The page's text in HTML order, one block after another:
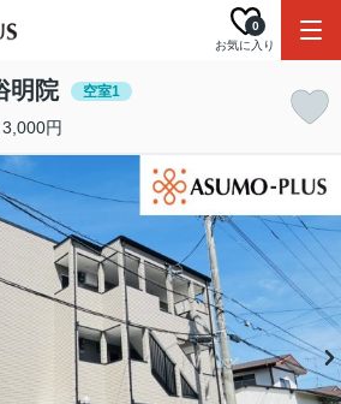
お気に入り
0
明院 空室1
円